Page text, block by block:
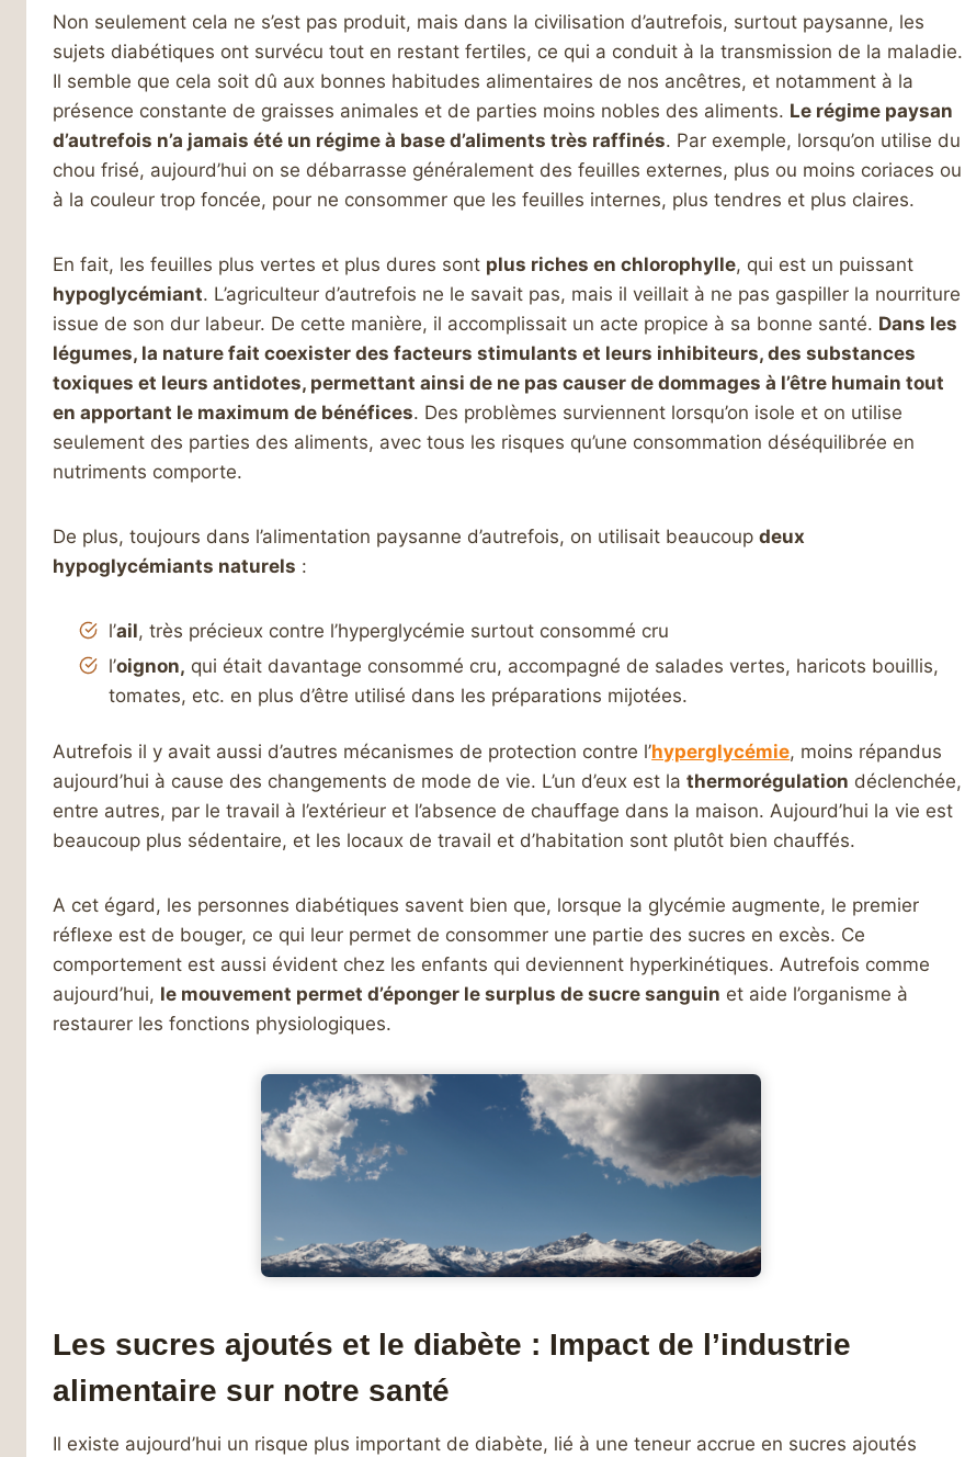
Non seulement cela ne s’est pas produit, mais dans la civilisation d’autrefois, surtout paysanne, les
sujets diabétiques ont survécu tout en restant fertiles, ce qui a conduit à la transmission de la maladie.
Il semble que cela soit dû aux bonnes habitudes alimentaires de nos ancêtres, et notamment à la
présence constante de graisses animales et de parties moins nobles des aliments. Le régime paysan
d’autrefois n’a jamais été un régime à base d’aliments très raffinés. Par exemple, lorsqu’on utilise du
chou frisé, aujourd’hui on se débarrasse généralement des feuilles externes, plus ou moins coriaces ou
à la couleur trop foncée, pour ne consommer que les feuilles internes, plus tendres et plus claires.
En fait, les feuilles plus vertes et plus dures sont plus riches en chlorophylle, qui est un puissant
hypoglycémiant. L’agriculteur d’autrefois ne le savait pas, mais il veillait à ne pas gaspiller la nourriture
issue de son dur labeur. De cette manière, il accomplissait un acte propice à sa bonne santé. Dans les
légumes, la nature fait coexister des facteurs stimulants et leurs inhibiteurs, des substances
toxiques et leurs antidotes, permettant ainsi de ne pas causer de dommages à l’être humain tout
en apportant le maximum de bénéfices. Des problèmes surviennent lorsqu’on isole et on utilise
seulement des parties des aliments, avec tous les risques qu’une consommation déséquilibrée en
nutriments comporte.
De plus, toujours dans l’alimentation paysanne d’autrefois, on utilisait beaucoupdeux
hypoglycémiants naturels :
l’ail, très précieux contre l’hyperglycémie surtout consommé cru
l’oignon, qui était davantage consommé cru, accompagné de salades vertes, haricots bouillis,
tomates, etc. en plus d’être utilisé dans les préparations mijotées.
Autrefois il y avait aussi d’autres mécanismes de protection contre l’hyperglycémie, moins répandus
aujourd’hui à cause des changements de mode de vie. L’un d’eux est lathermorégulation déclenchée,
entre autres, par le travail à l’extérieur et l’absence de chauffage dans la maison. Aujourd’hui la vie est
beaucoup plus sédentaire, et les locaux de travail et d’habitation sont plutôt bien chauffés.
A cet égard, les personnes diabétiques savent bien que, lorsque la glycémie augmente, le premier
réflexe est de bouger, ce qui leur permet de consommer une partie des sucres en excès. Ce
comportement est aussi évident chez les enfants qui deviennent hyperkinétiques. Autrefois comme
aujourd’hui, le mouvement permet d’éponger le surplus de sucre sanguin et aide l’organisme à
restaurer les fonctions physiologiques.
Les sucres ajoutés et le diabète : Impact de l’industrie
alimentaire sur notre santé
Il existe aujourd’hui un risque plus important de diabète, lié à une teneur accrue en sucres ajoutés